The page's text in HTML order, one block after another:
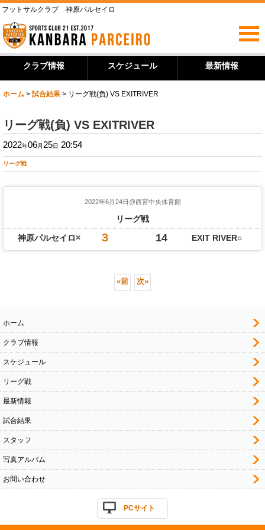
フットサルクラブ 神原パルセイロ
クラブ情報 スケジュール 最新情報
ホーム > 試合結果 > リーグ戦(負) VS EXITRIVER
リーグ戦(負) VS EXITRIVER
2022年06月 25日 20:54
リーグ戦
2022年6月24日@西宮中央体育館
リーグ戦
神原パルセイロ×
３ 14 EXIT RIVER○
«前 次»
ホーム
クラブ情報
スケジュール
リーグ戦
最新情報
試合結果
スタッフ
写真アルバム
お問い合わせ
PCサイト